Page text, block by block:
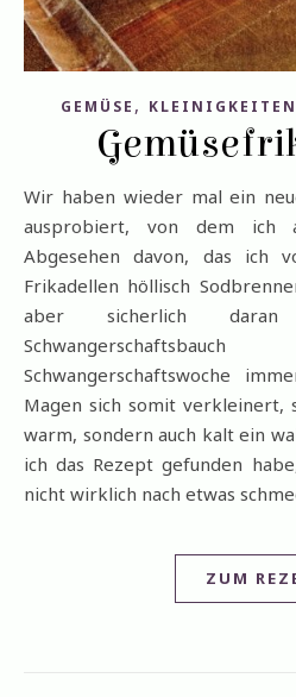
GEMÜSE ,
Wir haben wieder mal ein neues vegetarisches Rezept
ausprobiert, von dem ich
Abgesehen davon, das ich
Frikadellen höllisch
aber sicherlich
Schwangerschaftswoche
Magen sich somit verkleinert,
warm, sondern auch kalt ein
ich das Rezept gefunden
nicht wirklich nach etwas
ZUM